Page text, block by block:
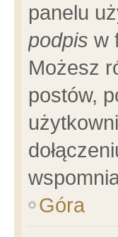
panelu
podpis w
Możesz
postów,
Góra